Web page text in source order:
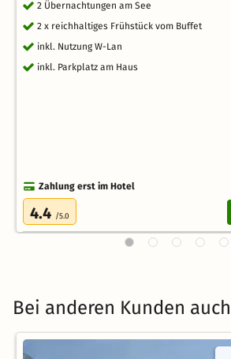
2 Übernachtungen am See
2 x reichhaltiges Frühstück vom Buffet
inkl. Nutzung W-Lan
inkl. Parkplatz am Haus
Zahlung erst im Hotel
4.4 /5.0
Bei anderen Kunden